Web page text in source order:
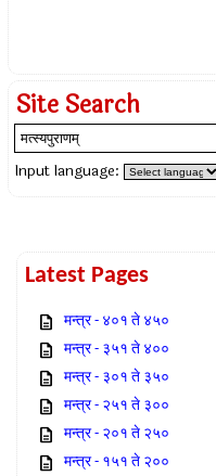
Site Search
Input language:
Latest Pages
मन्त्र - ४०१ ते ४५०
मन्त्र - ३५१ ते ४००
मन्त्र - ३०१ ते ३५०
मन्त्र - २५१ ते ३००
मन्त्र - २०१ ते २५०
मन्त्र - १५१ ते २००